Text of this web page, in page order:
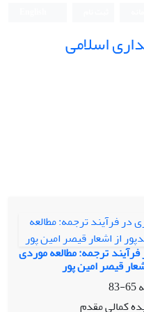
اسلامی
ترجمه: مطالعه موردی
قیصر امین پور
65-83
کمالی مقدم